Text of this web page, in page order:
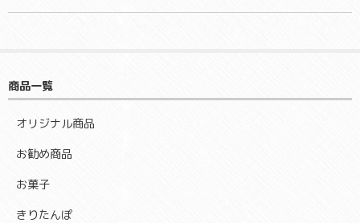
商品一覧
オリジナル商品
お勧め商品
お菓子
きりたんぽ